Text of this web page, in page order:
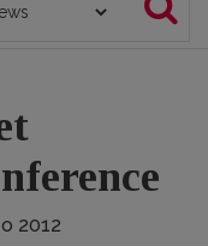
2012